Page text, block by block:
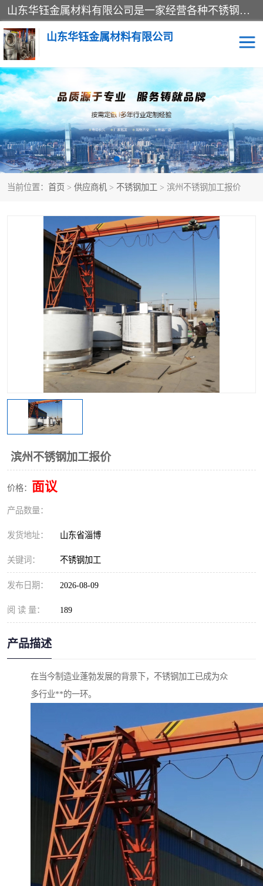
山东华钰金属材料有限公司是一家经营各种不锈钢管材、板材、圆钢、法兰、封头、型材等产品的公司；主营产品有：不锈钢管，激光切割，管件标准件，不锈钢圆钢，不锈钢人孔，不锈钢亮管，不锈钢角钢，不锈钢加工，不锈钢管子，不锈钢工业方管，不锈钢封头，不锈钢法兰，不锈钢阀门，不锈钢槽钢，不锈钢扁钢，不锈钢板等；可为客户制作各种规格的型材及不锈钢配件、非标准件及各种容器具等，能满足客户的不同采购要求。
山东华钰金属材料有限公司
当前位置： 首页 > 供应商机 > 不锈钢加工 > 滨州不锈钢加工报价
滨州不锈钢加工报价
价格： 面议
产品数量：
发货地址： 山东省淄博
关键词： 不锈钢加工
发布日期： 2026-08-09
阅 读 量： 189
产品描述
在当今制造业蓬勃发展的背景下，不锈钢加工已成为众
多行业**的一环。
不锈钢管 激光切割
管件标准件 不锈钢圆钢
不锈钢人孔 不锈钢亮管
不锈钢角钢 不锈钢加工
不锈钢板 不锈钢工业方管
不锈钢封头 不锈钢法兰
不锈钢阀门 不锈钢槽钢
不锈钢扁钢